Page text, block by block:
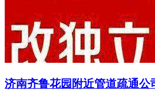
济南齐鲁花园附近管道疏通